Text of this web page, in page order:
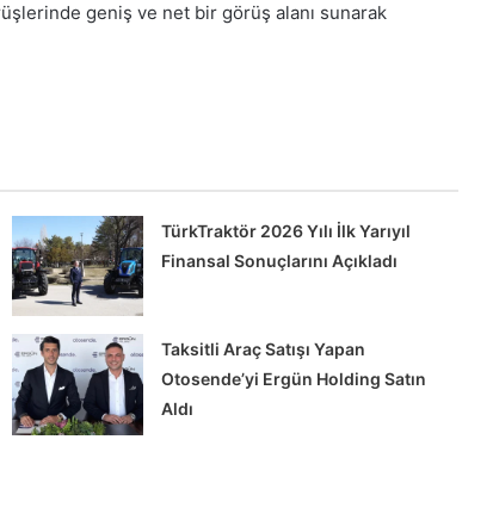
geniş ve net bir görüş alanı sunarak
TürkTraktör 2026 Yılı İlk Yarıyıl
Finansal Sonuçlarını Açıkladı
Taksitli Araç Satışı Yapan
Otosende’yi Ergün Holding Satın
Aldı